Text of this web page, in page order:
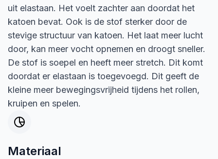
uit elastaan. Het voelt zachter aan doordat het
katoen bevat. Ook is de stof sterker door de
stevige structuur van katoen. Het laat meer lucht
door, kan meer vocht opnemen en droogt sneller.
De stof is soepel en heeft meer stretch. Dit komt
doordat er elastaan is toegevoegd. Dit geeft de
kleine meer bewegingsvrijheid tijdens het rollen,
kruipen en spelen.
Materiaal